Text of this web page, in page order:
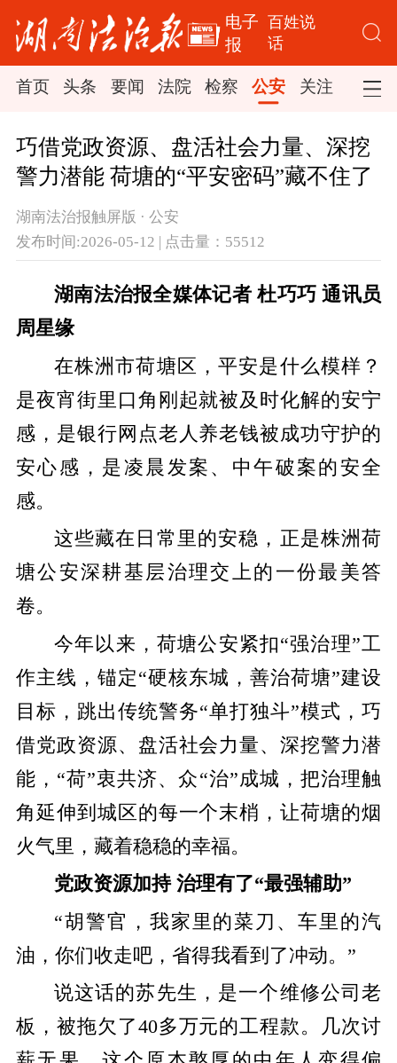
电子
报
百姓说
话
首页 头条 要闻 法院 检察 公安 关注 司法
巧借党政资源、盘活社会力量、深挖
警力潜能 荷塘的“平安密码”藏不住了
湖南法治报触屏版 · 公安
发布时间:2026-05-12 | 点击量：55512
湖南法治报全媒体记者 杜巧巧 通讯员
周星缘
在株洲市荷塘区，平安是什么模样？
是夜宵街里口角刚起就被及时化解的安宁
感，是银行网点老人养老钱被成功守护的
安心感，是凌晨发案、中午破案的安全
感。
这些藏在日常里的安稳，正是株洲荷
塘公安深耕基层治理交上的一份最美答
卷。
今年以来，荷塘公安紧扣“强治理”工
作主线，锚定“硬核东城，善治荷塘”建设
目标，跳出传统警务“单打独斗”模式，巧
借党政资源、盘活社会力量、深挖警力潜
能，“荷”衷共济、众“治”成城，把治理触
角延伸到城区的每一个末梢，让荷塘的烟
火气里，藏着稳稳的幸福。
党政资源加持 治理有了“最强辅助”
“胡警官，我家里的菜刀、车里的汽
油，你们收走吧，省得我看到了冲动。”
说这话的苏先生，是一个维修公司老
板，被拖欠了40多万元的工程款。几次讨